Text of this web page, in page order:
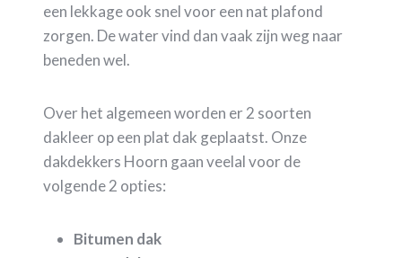
een lekkage ook snel voor een nat plafond
zorgen. De water vind dan vaak zijn weg naar
beneden wel.
Over het algemeen worden er 2 soorten
dakleer op een plat dak geplaatst. Onze
dakdekkers Hoorn gaan veelal voor de
volgende 2 opties:
Bitumen dak